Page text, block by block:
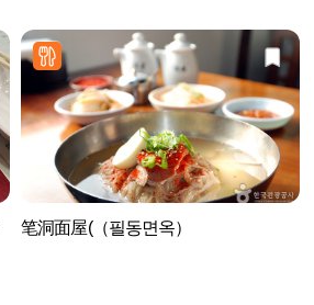
笔洞面屋(（필동면옥）